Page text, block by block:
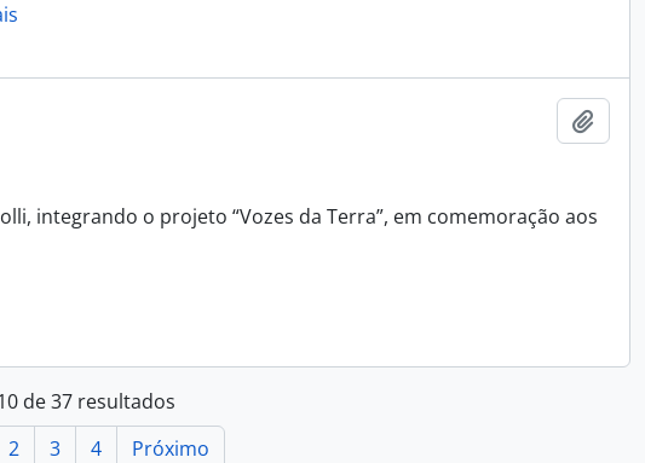
integrando o projeto “Vozes da Terra”, em comemoração aos
de 37 resultados
2 3 4 Próximo